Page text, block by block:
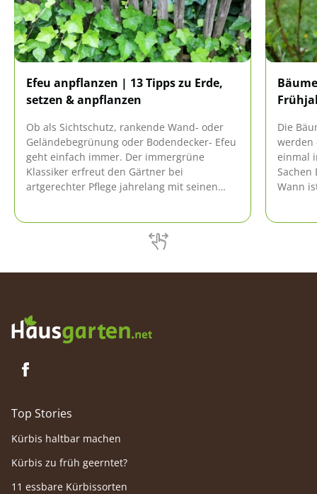
Efeu anpflanzen | 13 Tipps zu Erde,
setzen & anpflanzen
Ob als Sichtschutz, rankende Wand- oder
Geländebegrünung oder Bodendecker- Efeu
geht einfach immer. Der immergrüne
Klassiker erfreut den Gärtner bei
artgerechter Pflege jahrelang mit seinen
diese Tipps berücksichtigen.
Die
werden
einmal
Wann
Top Stories
Kürbis haltbar machen
Kürbis zu früh geerntet?
11 essbare Kürbissorten